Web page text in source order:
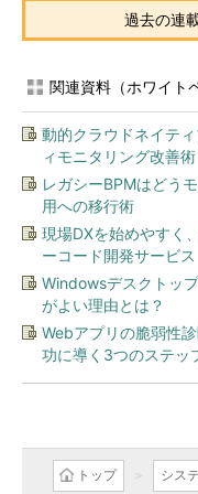
過去の連
関連資料（ホワイト
動的クラウドネイテ
ィモニタリング改善術
レガシーBPMはどう
用への移行術
現場DXを始めやすく
ーコード開発サービス
Windowsデスクトッ
がよい理由とは？
Webアプリの脆弱性
功に導く3つのステッ
トップ シス